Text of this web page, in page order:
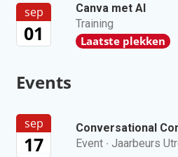
sep
01
Canva met AI
Training
Laatste plekken
Events
sep
17
Conversational
Event · Jaarbeurs